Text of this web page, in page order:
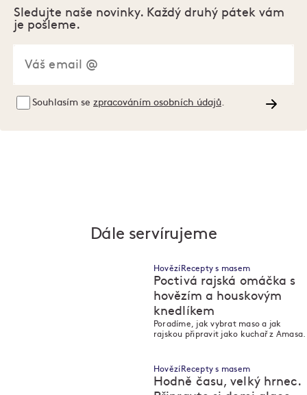
Sledujte naše novinky. Každý druhý pátek vám
je pošleme.
Souhlasím se zpracováním osobních údajů
Dále servírujeme
Hovězí Recepty s masem
Poctivá rajská omáčka s
hovězím a houskovým
knedlíkem
Poradíme, jak vybrat maso a jak
rajskou připravit jako kuchař z Amasa.
Hovězí Recepty s masem
Hodně času, velký hrnec.